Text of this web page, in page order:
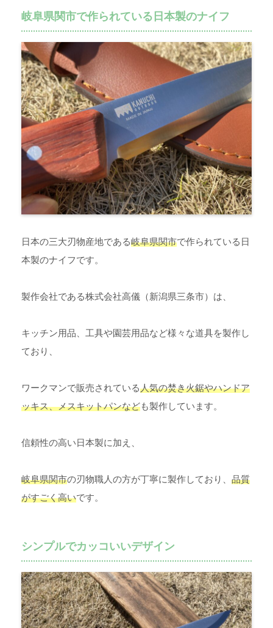
岐阜県関市で作られている日本製のナイフ
日本の三大刃物産地である岐阜県関市で作られている日
本製のナイフです。
製作会社である株式会社高儀（新潟県三条市）は、
キッチン用品、工具や園芸用品など様々な道具を製作し
ており、
ワークマンで販売されている人気の焚き火鋸やハンドア
ッキス、メスキットパンなども製作しています。
信頼性の高い日本製に加え、
岐阜県関市の刃物職人の方が丁寧に製作しており、 品質
がすごく高いです。
シンプルでカッコいいデザイン